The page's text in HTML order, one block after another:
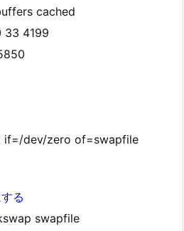
cached
33 4199
if=/dev/zero of=swapfile
る
swapfile